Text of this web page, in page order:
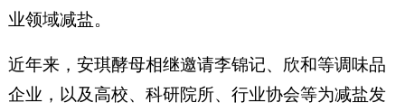
业领域减盐。
近年来，安琪酵母相继邀请李锦记、欣和等调味品
企业，以及高校、科研院所、行业协会等为减盐发